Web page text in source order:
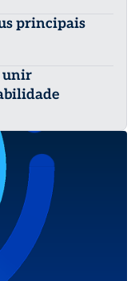
principais
unir